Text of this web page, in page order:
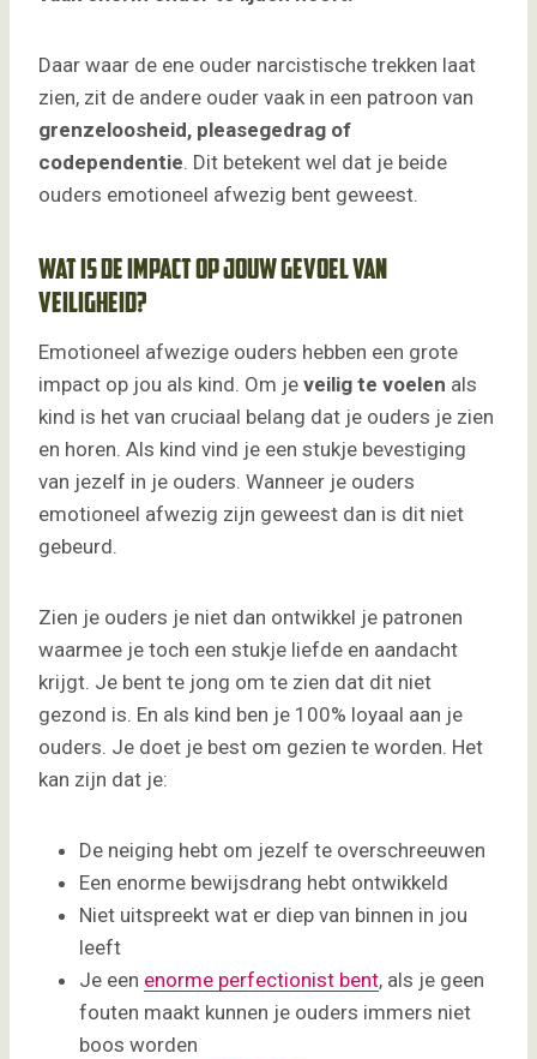
Daar waar de ene ouder narcistische trekken laat
zien, zit de andere ouder vaak in een patroon van
grenzeloosheid, pleasegedrag of
codependentie. Dit betekent wel dat je beide
ouders emotioneel afwezig bent geweest.
Wat is de impact op jouw gevoel van
veiligheid?
Emotioneel afwezige ouders hebben een grote
impact op jou als kind. Om je veilig te voelen als
kind is het van cruciaal belang dat je ouders je zien
en horen. Als kind vind je een stukje bevestiging
van jezelf in je ouders. Wanneer je ouders
emotioneel afwezig zijn geweest dan is dit niet
gebeurd.
Zien je ouders je niet dan ontwikkel je patronen
waarmee je toch een stukje liefde en aandacht
krijgt. Je bent te jong om te zien dat dit niet
gezond is. En als kind ben je 100% loyaal aan je
ouders. Je doet je best om gezien te worden. Het
kan zijn dat je:
De neiging hebt om jezelf te overschreeuwen
Een enorme bewijsdrang hebt ontwikkeld
Niet uitspreekt wat er diep van binnen in jou
leeft
Je een enorme perfectionist bent, als je geen
fouten maakt kunnen je ouders immers niet
boos worden